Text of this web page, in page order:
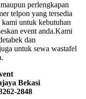
perlengkapan
telpon yang tersedia
untuk kebutuhan
event anda.Kami
dan
untuk sewa wastafel
Bekasi
2848